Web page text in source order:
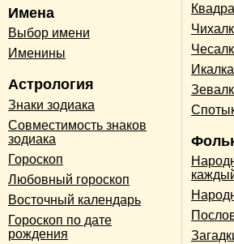
Имена
Выбор имени
Именины
Астрология
Знаки зодиака
Совместимость знаков
зодиака
Гороскоп
Любовный гороскоп
Восточный календарь
Гороскоп по дате
рождения
Икалка